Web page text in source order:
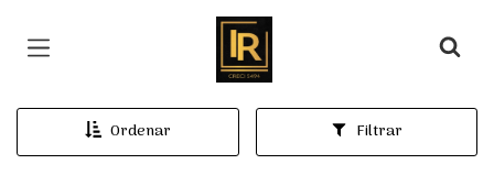
Página inicial
Ordenar Filtrar